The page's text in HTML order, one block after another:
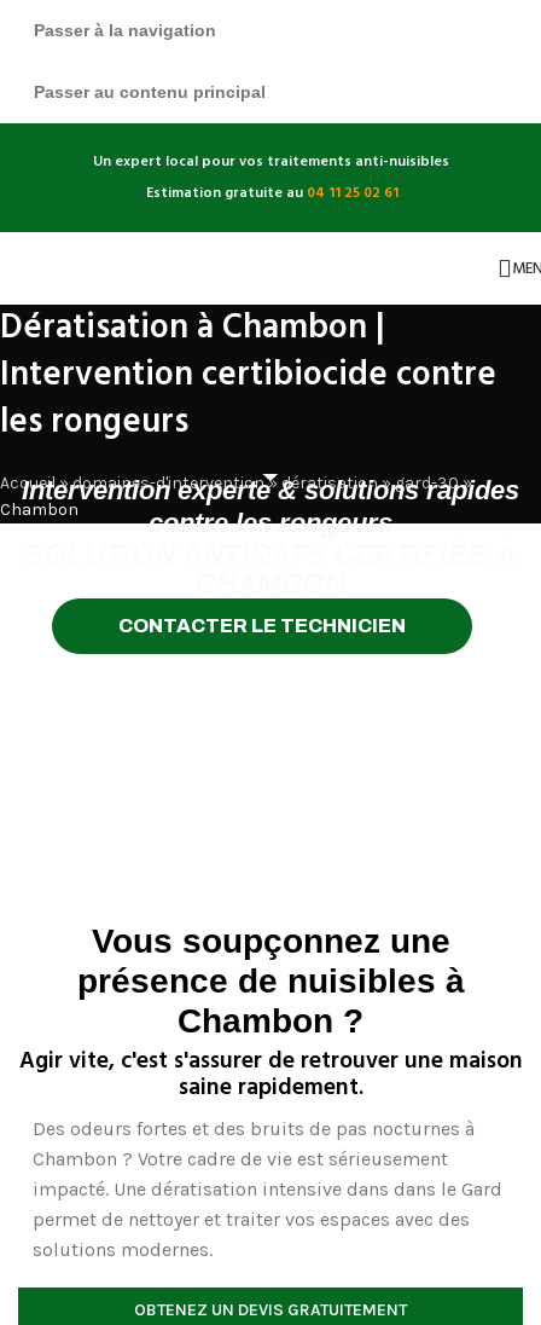
Passer à la navigation
Passer au contenu principal
Un expert local pour vos traitements anti-nuisibles
Estimation gratuite au 04 11 25 02 61
Dératisation à Chambon |
Intervention certibiocide contre
les rongeurs
Accueil»domaines-d'intervention» dératisation»gard-30»
Chambon
Intervention experte & solutions rapides
contre les rongeurs
CONTACTER LE TECHNICIEN
Vous soupçonnez une
présence de nuisibles à
Chambon ?
Agir vite, c'est s'assurer de retrouver une maison
saine rapidement.
Des odeurs fortes et des bruits de pas nocturnes à
Chambon ? Votre cadre de vie est sérieusement
impacté. Une dératisation intensive dans dans le Gard
permet de nettoyer et traiter vos espaces avec des
solutions modernes.
OBTENEZ UN DEVIS GRATUITEMENT